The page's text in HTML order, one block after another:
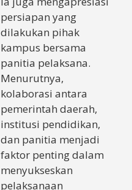
persiapan yang
dilakukan pihak
kampus bersama
panitia pelaksana.
Menurutnya,
kolaborasi antara
pemerintah daerah,
institusi pendidikan,
dan panitia menjadi
faktor penting dalam
menyukseskan
pelaksanaan